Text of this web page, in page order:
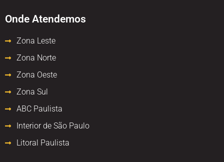
Onde Atendemos
Zona Leste
Zona Norte
Zona Oeste
Zona Sul
ABC Paulista
Interior de São Paulo
Litoral Paulista